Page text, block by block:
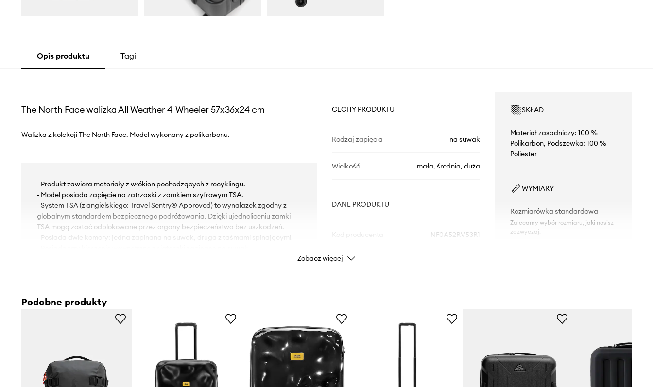
Opis produktu Tagi
The North Face walizka All Weather 4-Wheeler 57x36x24 cm
Walizka z kolekcji The North Face. Model wykonany z polikarbonu.
- Produkt zawiera materiały z włókien pochodzących z recyklingu.
- Model posiada zapięcie na zatrzaski z zamkiem szyfrowym TSA.
- System TSA (z angielskiego: Travel Sentry® Approved) to wynalazek zgodny z
globalnym standardem bezpiecznego podróżowania. Dzięki ujednoliceniu zamki
TSA mogą zostać odblokowane przez organy bezpieczeństwa bez uszkodzeń.
- Posiada dwie komory: jedna zapinana na suwak, druga z taśmami spinającymi.
- Głębokość: 24 cm.
- Szerokość u podstawy: 36 cm.
CECHY PRODUKTU
Rodzaj zapięcia na suwak
Wielkość mała, średnia, duża
DANE PRODUKTU
NF0A52RV53R1
Kolor
Producent
ID Produktu
SKŁAD
Materiał zasadniczy: 100 %
Polikarbon, Podszewka: 100 %
Poliester
WYMIARY
Rozmiarówka standardowa
Zalecamy wybór rozmiaru, jaki nosisz
zazwyczaj.
Zobacz więcej
Podobne produkty